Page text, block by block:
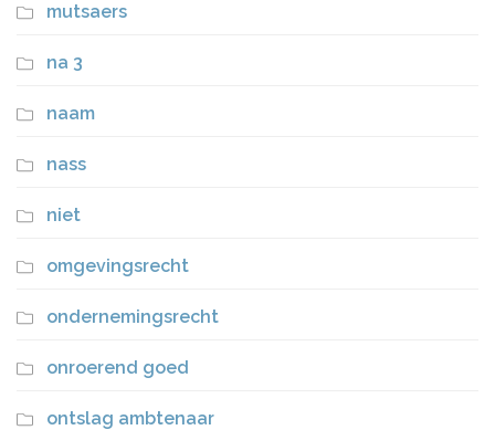
mutsaers
na 3
naam
nass
niet
omgevingsrecht
ondernemingsrecht
onroerend goed
ontslag ambtenaar